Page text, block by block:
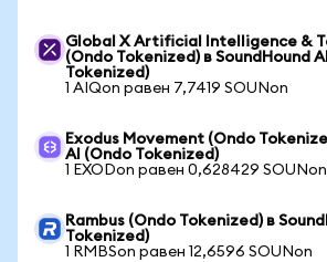
Global X Artificial Intelligence &
(Ondo Tokenized) в SoundHound
Tokenized)
1 AIQon равен 7,7419 SOUNon
Exodus Movement (Ondo
AI (Ondo Tokenized)
1 EXODon равен 0,628429 SOUNon
Rambus (Ondo Tokenized) в
Tokenized)
1 RMBSon равен 12,6596 SOUNon